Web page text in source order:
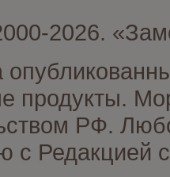
2026.
продукты.
РФ.
с Редакцией